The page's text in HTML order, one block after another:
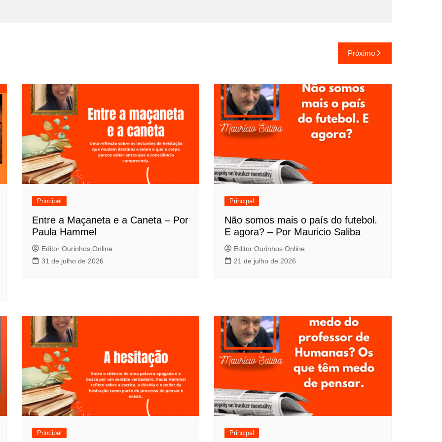
Próximo
Principal
Entre a Maçaneta e a Caneta – Por
Paula Hammel
Editor Ourinhos Online
31 de julho de 2026
Principal
Não somos mais o país do futebol.
E agora? – Por Mauricio Saliba
Editor Ourinhos Online
21 de julho de 2026
Principal Principal